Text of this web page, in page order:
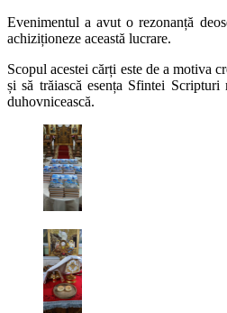
Evenimentul a avut o rezonanță
achiziționeze această lucrare.
Scopul acestei cărți este de a motiva
și să trăiască esența Sfintei
duhovnicească.